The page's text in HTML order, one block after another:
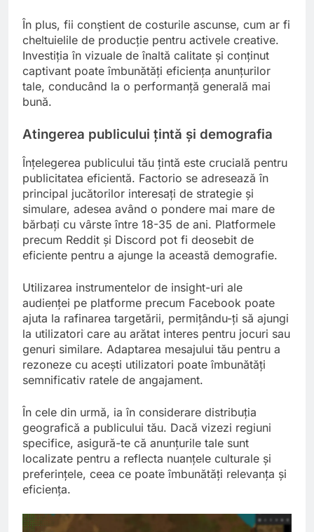
În plus, fii conștient de costurile ascunse, cum ar fi
cheltuielile de producție pentru activele creative.
Investiția în vizuale de înaltă calitate și conținut
captivant poate îmbunătăți eficiența anunțurilor
tale, conducând la o performanță generală mai
bună.
Atingerea publicului țintă și demografia
Înțelegerea publicului tău țintă este crucială pentru
publicitatea eficientă. Factorio se adresează în
principal jucătorilor interesați de strategie și
simulare, adesea având o pondere mai mare de
bărbați cu vârste între 18-35 de ani. Platformele
precum Reddit și Discord pot fi deosebit de
eficiente pentru a ajunge la această demografie.
Utilizarea instrumentelor de insight-uri ale
audienței pe platforme precum Facebook poate
ajuta la rafinarea targetării, permițându-ți să ajungi
la utilizatori care au arătat interes pentru jocuri sau
genuri similare. Adaptarea mesajului tău pentru a
rezoneze cu acești utilizatori poate îmbunătăți
semnificativ ratele de angajament.
În cele din urmă, ia în considerare distribuția
geografică a publicului tău. Dacă vizezi regiuni
specifice, asigură-te că anunțurile tale sunt
localizate pentru a reflecta nuanțele culturale și
preferințele, ceea ce poate îmbunătăți relevanța și
eficiența.